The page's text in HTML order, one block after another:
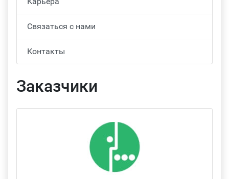
Связаться с нами
Контакты
Заказчики